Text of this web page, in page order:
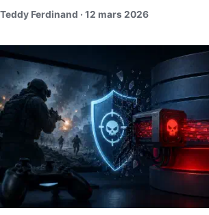
Teddy Ferdinand · 12 mars 2026